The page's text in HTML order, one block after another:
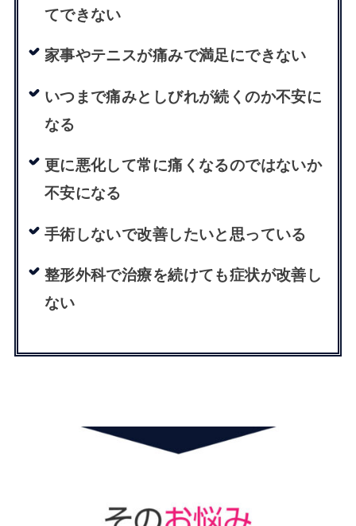
てできない
家事やテニスが痛みで満足にできない
いつまで痛みとしびれが続くのか不安に
なる
更に悪化して常に痛くなるのではないか
不安になる
手術しないで改善したいと思っている
整形外科で治療を続けても症状が改善し
ない